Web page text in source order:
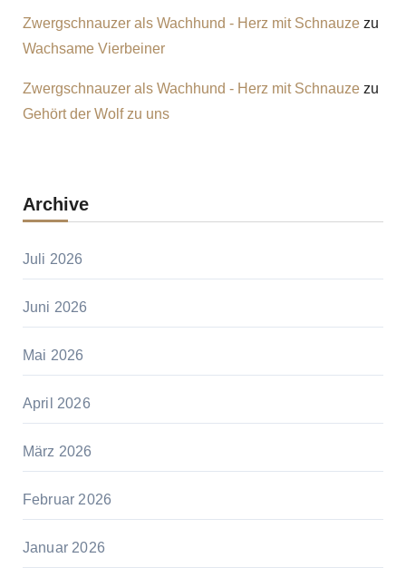
Zwergschnauzer als Wachhund - Herz mit Schnauzezu
Wachsame Vierbeiner
Zwergschnauzer als Wachhund - Herz mit Schnauzezu
Gehört der Wolf zu uns
Archive
Juli 2026
Juni 2026
Mai 2026
April 2026
März 2026
Februar 2026
Januar 2026